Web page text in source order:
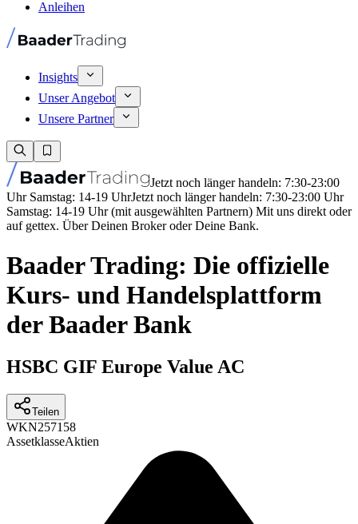
Anleihen
Insights
Unser Angebot
Unsere Partner
Jetzt noch länger handeln: 7:30-23:00
Uhr Samstag: 14-19 UhrJetzt noch länger handeln: 7:30-23:00 Uhr
Samstag: 14-19 Uhr (mit ausgewählten Partnern) Mit uns direkt oder
auf gettex. Über Deinen Broker oder Deine Bank.
Baader Trading: Die offizielle
Kurs- und Handelsplattform
der Baader Bank
HSBC GIF Europe Value AC
Teilen
WKN257158
AssetklasseAktien